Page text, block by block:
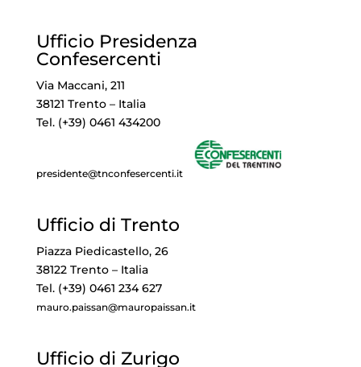
Ufficio Presidenza
Confesercenti
Via Maccani, 211
38121 Trento – Italia
Tel. (+39) 0461 434200
presidente@tnconfesercenti.it
Ufficio di Trento
Piazza Piedicastello, 26
38122 Trento – Italia
Tel. (+39) 0461 234 627
mauro.paissan@mauropaissan.it
Ufficio di Zurigo